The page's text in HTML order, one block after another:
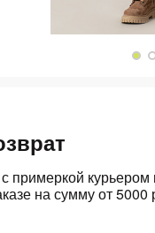
примеркой
на сумму от 5000